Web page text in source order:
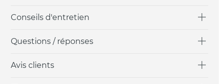
Conseils d'entretien
Questions / réponses
Avis clients